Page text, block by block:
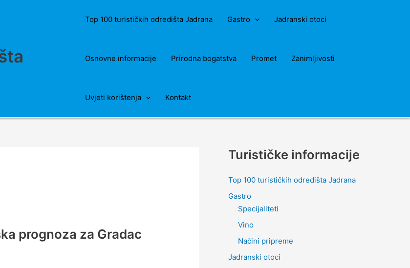
Top 100 turističkih odredišta Jadrana Gastro Jadranski otoci
Osnovne informacije Prirodna bogatstva Promet Zanimljivosti
Uvjeti korištenja Kontakt
prognoza za Gradac
Turističke informacije
Top 100 turističkih odredišta Jadrana
Gastro
Specijaliteti
Vino
Načini pripreme
Jadranski otoci